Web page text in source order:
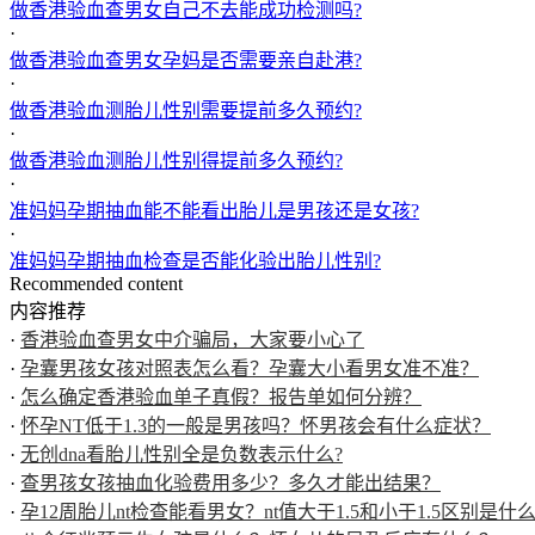
做香港验血查男女自己不去能成功检测吗?
·
做香港验血查男女孕妈是否需要亲自赴港?
·
做香港验血测胎儿性别需要提前多久预约?
·
做香港验血测胎儿性别得提前多久预约?
·
准妈妈孕期抽血能不能看出胎儿是男孩还是女孩?
·
准妈妈孕期抽血检查是否能化验出胎儿性别?
Recommended content
内容推荐
· 香港验血查男女中介骗局，大家要小心了
· 孕囊男孩女孩对照表怎么看？孕囊大小看男女准不准？
· 怎么确定香港验血单子真假？报告单如何分辨？
· 怀孕NT低于1.3的一般是男孩吗？怀男孩会有什么症状？
· 无创dna看胎儿性别全是负数表示什么?
· 查男孩女孩抽血化验费用多少？多久才能出结果？
· 孕12周胎儿nt检查能看男女？nt值大于1.5和小于1.5区别是什